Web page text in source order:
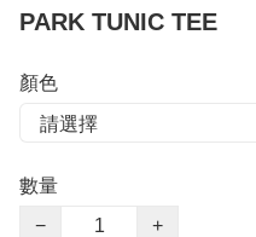
PARK TUNIC TEE
顏色
數量
−
+